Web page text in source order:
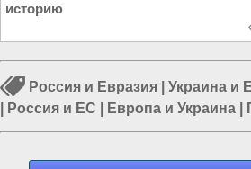
историю
Россия и Евразия Украина и
Россия и ЕС Европа и Украина
Россия и Украина